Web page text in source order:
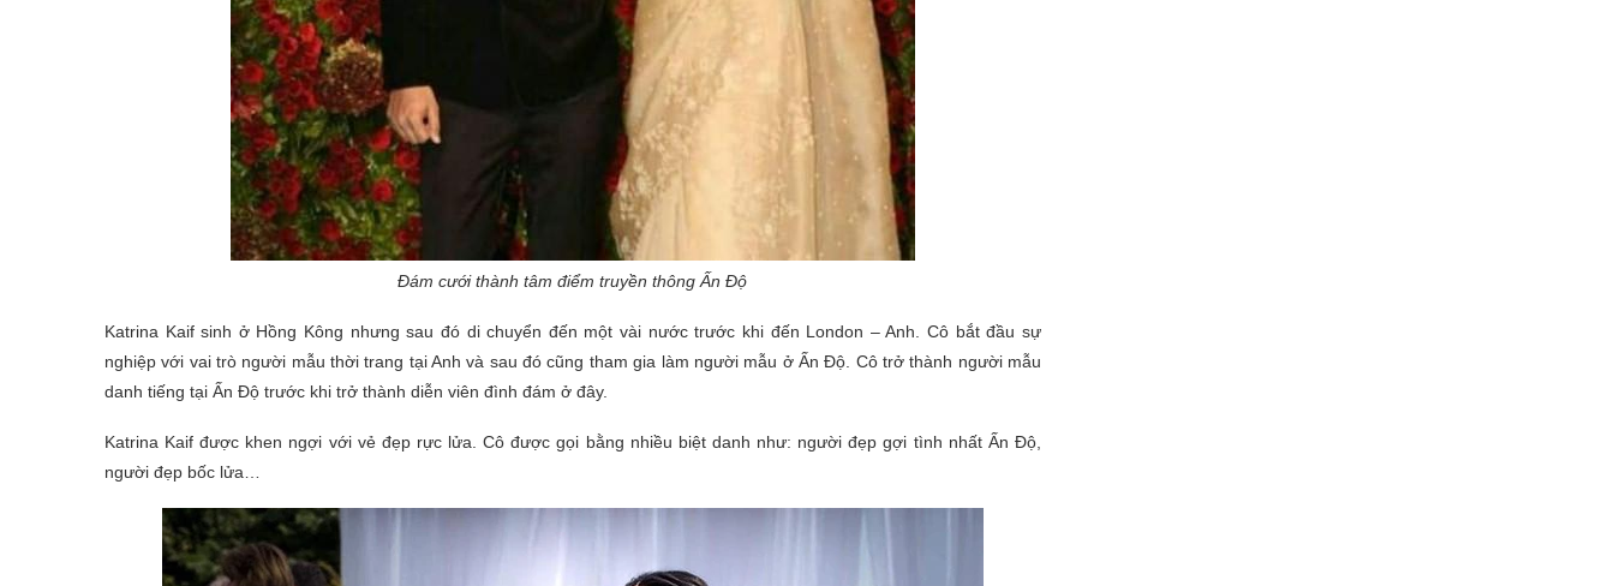
Đám cưới thành tâm điểm truyền thông Ấn Độ
Katrina Kaif sinh ở Hồng Kông nhưng sau đó di chuyển đến một vài nước trước khi đến London – Anh. Cô bắt đầu sự
nghiệp với vai trò người mẫu thời trang tại Anh và sau đó cũng tham gia làm người mẫu ở Ấn Độ. Cô trở thành người mẫu
danh tiếng tại Ấn Độ trước khi trở thành diễn viên đình đám ở đây.
Katrina Kaif được khen ngợi với vẻ đẹp rực lửa. Cô được gọi bằng nhiều biệt danh như: người đẹp gợi tình nhất Ấn Độ,
người đẹp bốc lửa…